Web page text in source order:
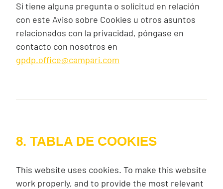
Si tiene alguna pregunta o solicitud en relación
con este Aviso sobre Cookies u otros asuntos
relacionados con la privacidad, póngase en
contacto con nosotros en
gpdp.office@campari.com
8. TABLA DE COOKIES
This website uses cookies. To make this website
work properly, and to provide the most relevant